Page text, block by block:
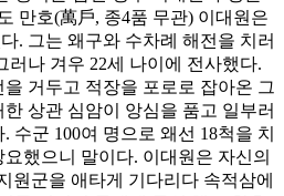
만호(萬戶, 종4품 무관) 이대원은
. 그는 왜구와 수차례 해전을 치러
러나 겨우 22세 나이에 전사했다.
거두고 적장을 포로로 잡아온 그
상관 심암이 앙심을 품고 일부러
수군 100여 명으로 왜선 18척을 치
했으니 말이다. 이대원은 자신의
원군을 애타게 기다리다 속적삼에